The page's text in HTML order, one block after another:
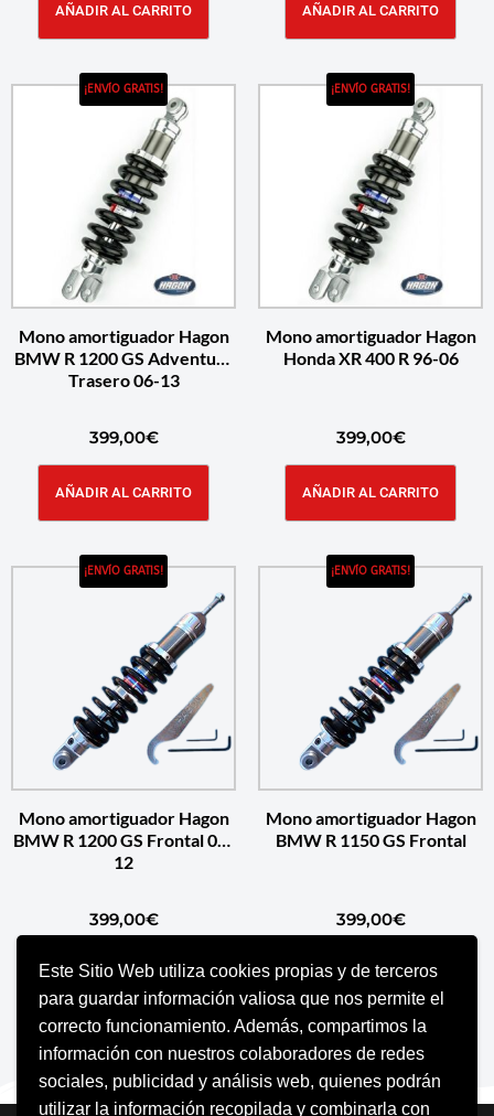
Este Sitio Web utiliza cookies propias y de terceros
para guardar información valiosa que nos permite el
correcto funcionamiento. Además, compartimos la
información con nuestros colaboradores de redes
sociales, publicidad y análisis web, quienes podrán
utilizar la información recopilada y combinarla con
AÑADIR AL CARRITO AÑADIR AL CARRITO
¡ENVÍO GRATIS!
Mono amortiguador Hagon
BMW R 1200 GS Adventure
Trasero 06-13
399,00€
AÑADIR AL CARRITO
¡ENVÍO GRATIS!
Mono amortiguador Hagon
Honda XR 400 R 96-06
399,00€
AÑADIR AL CARRITO
¡ENVÍO GRATIS!
Mono amortiguador Hagon
BMW R 1200 GS Frontal 04-
12
399,00€
AÑADIR AL CARRITO
¡ENVÍO GRATIS!
Mono amortiguador Hagon
BMW R 1150 GS Frontal
399,00€
AÑADIR AL CARRITO